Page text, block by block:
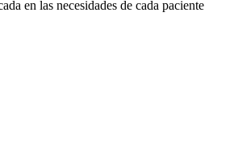
en las necesidades de cada paciente